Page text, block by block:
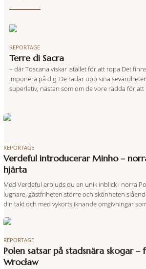
REPORTAGE
Terre di Sacra
– där Toscana viskar istället för att ropa Det
imponera på dig. De radar upp sina
superlativ, nästan som om de vore rädda för att
REPORTAGE
Verdeful introducerar Minho –
hjärta
Med Verdeful erbjuds du en unik inblick i norra
lugnare, gästfriheten större och skönheten
din takt och med vykortsliknande omgivningar
och sagolika landskap – detta är slow travel när det
REPORTAGE
Polen satsar på stadsnära skogar –
Wrocław